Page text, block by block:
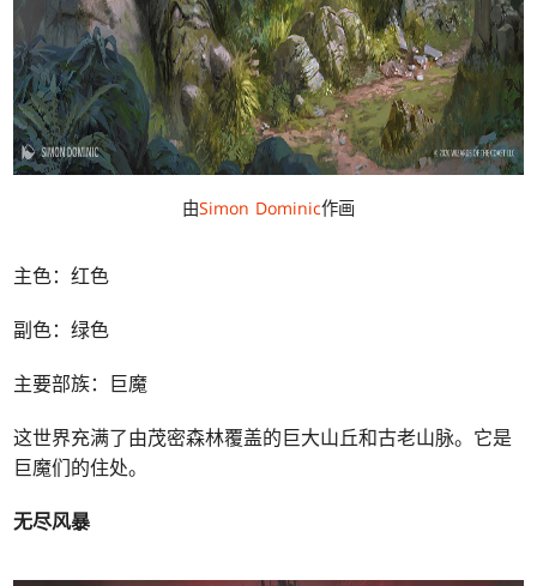
由Simon Dominic作画
主色：红色
副色：绿色
主要部族：巨魔
这世界充满了由茂密森林覆盖的巨大山丘和古老山脉。它是
巨魔们的住处。
无尽风暴